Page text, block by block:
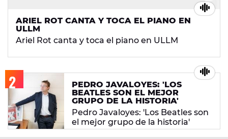
ARIEL ROT CANTA Y TOCA EL PIANO EN
ULLM
Ariel Rot canta y toca el piano en ULLM
PEDRO JAVALOYES: 'LOS
BEATLES SON EL MEJOR
GRUPO DE LA HISTORIA'
Pedro Javaloyes: 'Los Beatles son
el mejor grupo de la historia'